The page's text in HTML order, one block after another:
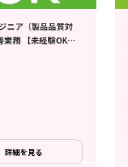
ニア（製品品質対
OKの
詳細を見る